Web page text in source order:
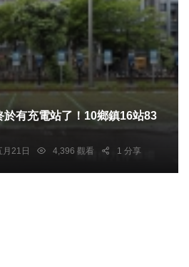
於有充電站了！10鄉鎮16站83
21日 4,396 觀看 1 分享